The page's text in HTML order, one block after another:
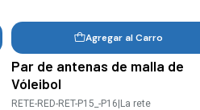
Agregar al Carro
Par de antenas de malla de
Vóleibol
RETE-RED-RET-P15_-P16|La rete